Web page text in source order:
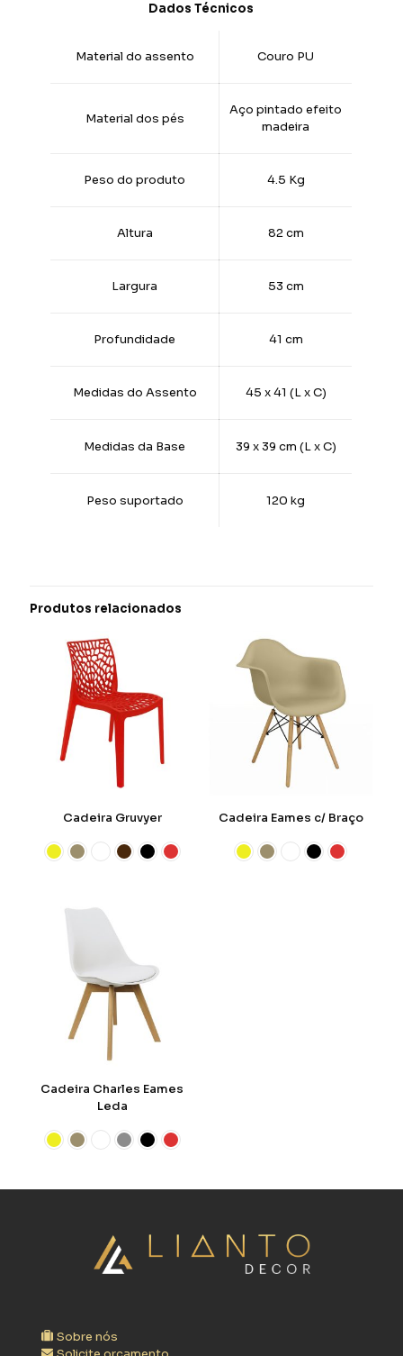
Dados Técnicos
Material do assento Couro PU
Material dos pés
Aço pintado efeito
madeira
Peso do produto 4.5 Kg
Altura 82 cm
Largura 53 cm
Profundidade 41 cm
Medidas do Assento 45 x 41 (L x C)
Medidas da Base 39 x 39 cm (L x C)
Peso suportado 120 kg
Produtos relacionados
Cadeira Gruvyer Cadeira Eames c/ Braço
Cadeira Charles Eames
Leda
Sobre nós